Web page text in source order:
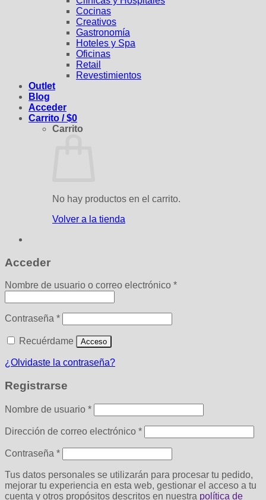
Cocinas
Creativos
Gastronomía
Hoteles y Spa
Oficinas
Retail
Revestimientos
Outlet
Blog
Acceder
Carrito /$0
Carrito
No hay productos en el carrito.
Volver a la tienda
Acceder
Nombre de usuario o correo electrónico *Obligatorio
Contraseña *Obligatorio
Recuérdame Acceso
¿Olvidaste la contraseña?
Registrarse
Nombre de usuario *Obligatorio
Dirección de correo electrónico *Obligatorio
Contraseña *Obligatorio
Tus datos personales se utilizarán para procesar tu pedido,
mejorar tu experiencia en esta web, gestionar el acceso a tu
cuenta y otros propósitos descritos en nuestra política de